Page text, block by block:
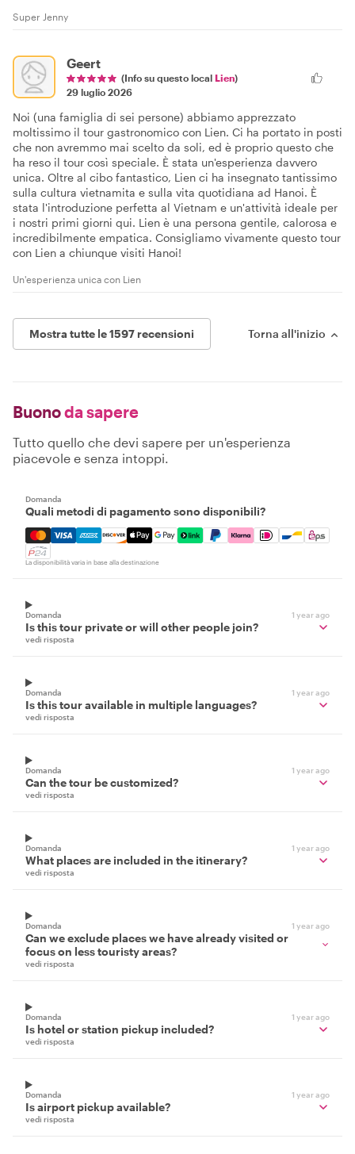
Super Jenny
Geert
(Info su questo local Lien)
29 luglio 2026
Noi (una famiglia di sei persone) abbiamo apprezzato
moltissimo il tour gastronomico con Lien. Ci ha portato in posti
che non avremmo mai scelto da soli, ed è proprio questo che
ha reso il tour così speciale. È stata un'esperienza davvero
unica. Oltre al cibo fantastico, Lien ci ha insegnato tantissimo
sulla cultura vietnamita e sulla vita quotidiana ad Hanoi. È
stata l'introduzione perfetta al Vietnam e un'attività ideale per
i nostri primi giorni qui. Lien è una persona gentile, calorosa e
incredibilmente empatica. Consigliamo vivamente questo tour
con Lien a chiunque visiti Hanoi!
Un'esperienza unica con Lien
Mostra tutte le 1597 recensioni Torna all'inizio
Buonoda sapere
Tutto quello che devi sapere per un'esperienza
piacevole e senza intoppi.
Domanda
Quali metodi di pagamento sono disponibili?
Mastercard, Visa, Amex, Discover, Apple Pay, Google
La disponibilità varia in base alla destinazione
Domanda 1 year ago
Is this tour private or will other people join?
vedi risposta
Domanda 1 year ago
Is this tour available in multiple languages?
vedi risposta
Domanda 1 year ago
Can the tour be customized?
vedi risposta
Domanda 1 year ago
What places are included in the itinerary?
vedi risposta
Domanda 1 year ago
Can we exclude places we have already visited or
focus on less touristy areas?
vedi risposta
Domanda 1 year ago
Is hotel or station pickup included?
vedi risposta
Domanda 1 year ago
Is airport pickup available?
vedi risposta